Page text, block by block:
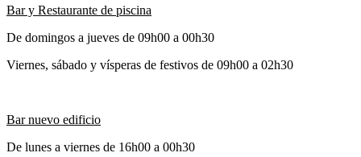
Bar y Restaurante de piscina
De domingos a jueves de 09h00 a 00h30
Viernes, sábado y vísperas de festivos de 09h00 a 02h30
Bar nuevo edificio
De lunes a viernes de 16h00 a 00h30